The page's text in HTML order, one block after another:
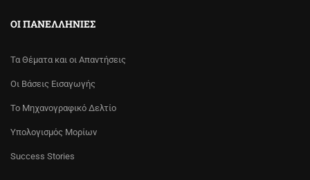
ΟΙ ΠΑΝΕΛΛΉΝΙΕΣ
Τα Θέματα και οι Απαντήσεις
Οι Βάσεις Εισαγωγής
Το Μηχανογραφικό Δελτίο
Υπολογισμός Μορίων
Success Stories